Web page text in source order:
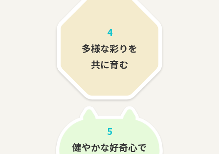
4
多様な彩りを
共に育む
5
健やかな好奇心で